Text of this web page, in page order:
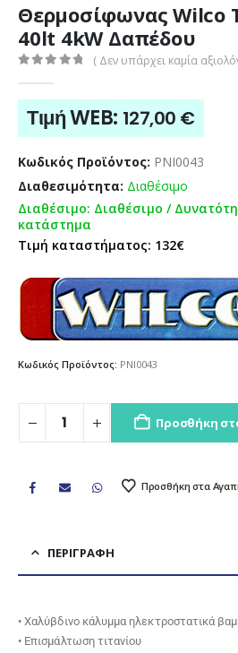
Θερμοσίφωνας Wilco
40lt 4kW Δαπέδου
( Δεν υπάρχει καμία
Τιμή WEB: 127,00 €
Κωδικός Προϊόντος: PNI0043
Διαθεσιμότητα: Διαθέσιμο
Διαθέσιμο: Διαθέσιμο /
κατάστημα
Τιμή καταστήματος: 132€
Κωδικός Προϊόντος: PNI0043
Προσθήκη
Προσθήκη στα
ΠΕΡΙΓΡΑΦΉ
• Χαλύβδινο κάλυμμα ηλεκτροστατικά
• Επισμάλτωση τιτανίου